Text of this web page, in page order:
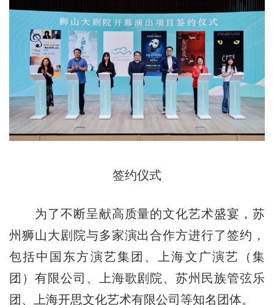
签约仪式
为了不断呈献高质量的文化艺术盛宴，苏
州狮山大剧院与多家演出合作方进行了签约，
包括中国东方演艺集团、上海文广演艺（集
团）有限公司、上海歌剧院、苏州民族管弦乐
团、上海开思文化艺术有限公司等知名团体。